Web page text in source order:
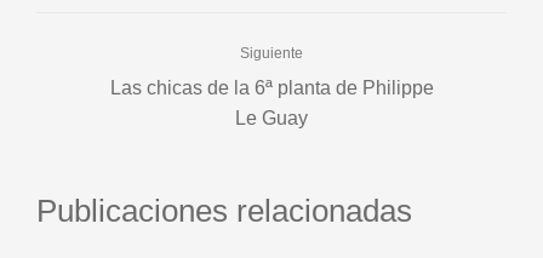
Siguiente
Las chicas de la 6ª planta de Philippe
Le Guay
Publicaciones relacionadas